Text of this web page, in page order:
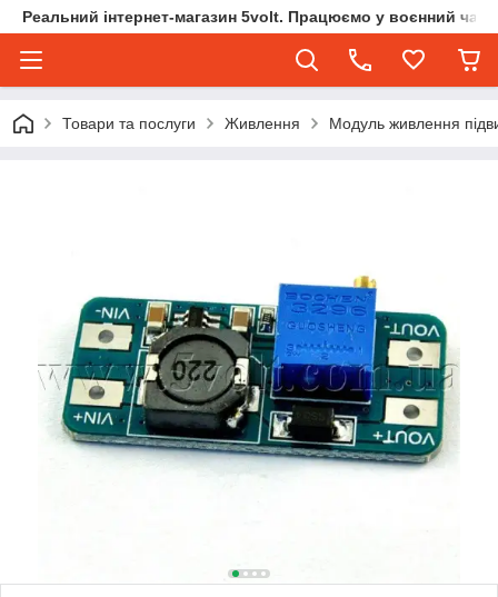
Реальний інтернет-магазин 5volt. Працюємо у воєнний
Товари та послуги Живлення Модуль живлення